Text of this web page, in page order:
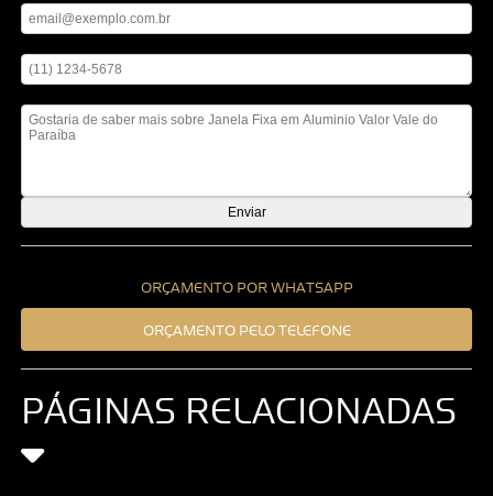
ORÇAMENTO POR WHATSAPP
ORÇAMENTO PELO TELEFONE
PÁGINAS RELACIONADAS